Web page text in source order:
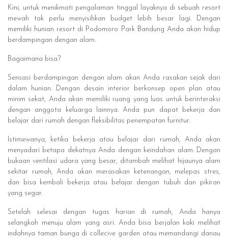
Kini, untuk menikmati pengalaman tinggal layaknya di sebuah resort
mewah tak perlu menyisihkan budget lebih besar lagi. Dengan
memiliki hunian resort di Podomoro Park Bandung Anda akan hidup
berdampingan dengan alam.
Bagaimana bisa?
Sensasi berdampingan dengan alam akan Anda rasakan sejak dari
dalam hunian. Dengan desain interior berkonsep open plan atau
minim sekat, Anda akan memiliki ruang yang luas untuk berinteraksi
dengan anggota keluarga lainnya. Anda pun dapat bekerja dan
belajar dari rumah dengan fleksibilitas penempatan furnitur.
Istimewanya, ketika bekerja atau belajar dari rumah, Anda akan
menyadari betapa dekatnya Anda dengan keindahan alam. Dengan
bukaan ventilasi udara yang besar, ditambah melihat hijaunya alam
sekitar rumah, Anda akan merasakan ketenangan, melepas stres,
dan bisa kembali bekerja atau belajar dengan tubuh dan pikiran
yang segar.
Setelah selesai dengan tugas harian di rumah, Anda hanya
selangkah menuju alam yang asri. Anda bisa berjalan kaki melihat
indahnya taman bunga di collecive garden atau memandangi danau